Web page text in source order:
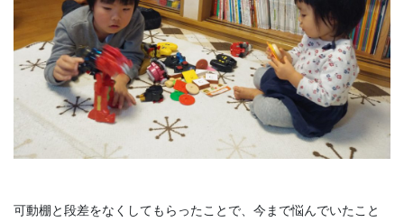
可動棚と段差をなくしてもらったことで、今まで悩んでいたこと